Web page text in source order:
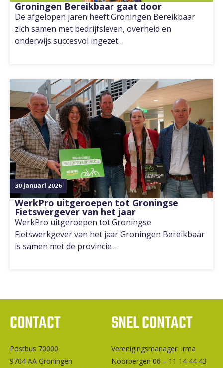
Groningen Bereikbaar gaat door
De afgelopen jaren heeft Groningen Bereikbaar
zich samen met bedrijfsleven, overheid en
onderwijs succesvol ingezet…
30 januari 2026
WerkPro uitgeroepen tot Groningse
Fietswergever van het jaar
WerkPro uitgeroepen tot Groningse
Fietswerkgever van het jaar Groningen Bereikbaar
is samen met de provincie…
CONTACT
Postbus 70000
9704 AA Groningen
SNEL CONTACT
Ver­e­ni­gings­ma­na­ger: Irma
Noorbergen 06 – 11 14 44 43